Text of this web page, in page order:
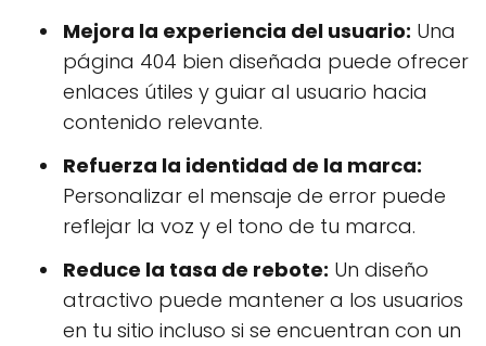
Mejora la experiencia del usuario: Una
página 404 bien diseñada puede ofrecer
enlaces útiles y guiar al usuario hacia
contenido relevante.
Refuerza la identidad de la marca:
Personalizar el mensaje de error puede
reflejar la voz y el tono de tu marca.
Reduce la tasa de rebote: Un diseño
atractivo puede mantener a los usuarios
en tu sitio incluso si se encuentran con un